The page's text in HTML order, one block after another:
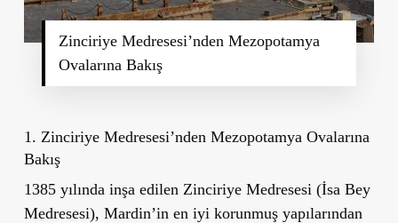
Zinciriye Medresesi’nden Mezopotamya
Ovalarına Bakış
1. Zinciriye Medresesi’nden Mezopotamya Ovalarına
Bakış
1385 yılında inşa edilen Zinciriye Medresesi (İsa Bey
Medresesi), Mardin’in en iyi korunmuş yapılarından